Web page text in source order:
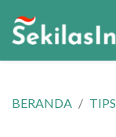
BERANDA TIPS